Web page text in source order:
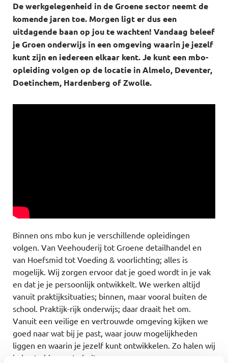
De werkgelegenheid in de Groene sector neemt de
komende jaren toe. Morgen ligt er dus een
uitdagende baan op jou te wachten! Vandaag beleef
je Groen onderwijs in een omgeving waarin je jezelf
kunt zijn en iedereen elkaar kent. Je kunt een mbo-
opleiding volgen op de locatie in Almelo, Deventer,
Doetinchem, Hardenberg of Zwolle.
Binnen ons mbo kun je verschillende opleidingen
volgen. Van Veehouderij tot Groene detailhandel en
van Hoefsmid tot Voeding & voorlichting; alles is
mogelijk. Wij zorgen ervoor dat je goed wordt in je vak
en dat je je persoonlijk ontwikkelt. We werken altijd
vanuit praktijksituaties; binnen, maar vooral buiten de
school. Praktijk-rijk onderwijs; daar draait het om.
Vanuit een veilige en vertrouwde omgeving kijken we
goed naar wat bij je past, waar jouw mogelijkheden
liggen en waarin je jezelf kunt ontwikkelen. Zo halen wij
je beste binnenste buiten.